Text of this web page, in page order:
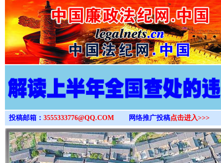
>
投稿邮箱： 3555333776@QQ.COM 网络推广投稿点击进入>>>